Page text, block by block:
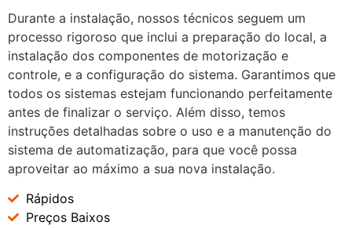
Durante a instalação, nossos técnicos seguem um
processo rigoroso que inclui a preparação do local, a
instalação dos componentes de motorização e
controle, e a configuração do sistema. Garantimos que
todos os sistemas estejam funcionando perfeitamente
antes de finalizar o serviço. Além disso, temos
instruções detalhadas sobre o uso e a manutenção do
sistema de automatização, para que você possa
aproveitar ao máximo a sua nova instalação.
Rápidos
Preços Baixos